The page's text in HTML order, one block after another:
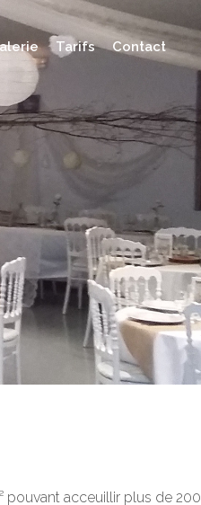
Tarifs Contact
pouvant acceuillir plus de 200